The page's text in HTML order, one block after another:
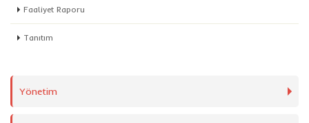
Faaliyet Raporu
Tanıtım
Yönetim